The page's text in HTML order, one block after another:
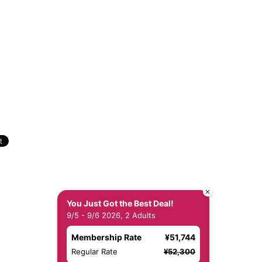
You Just Got the Best Deal!
9/5 - 9/6 2026, 2 Adults
Membership Rate ¥51,744
Regular Rate ¥52,300